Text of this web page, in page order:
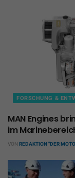
FORSCHUNG &
MAN Engines
im
VON REDAKTION "DER